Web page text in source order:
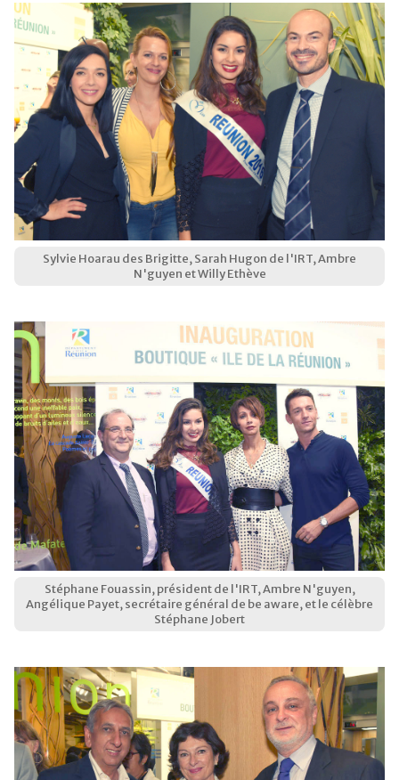
Sylvie Hoarau des Brigitte, Sarah Hugon de l'IRT, Ambre
N'guyen et Willy Ethève
Stéphane Fouassin, président de l'IRT, Ambre N'guyen,
Angélique Payet, secrétaire général de be aware, et le célèbre
Stéphane Jobert